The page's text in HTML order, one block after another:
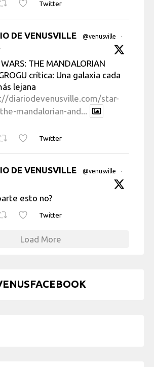
Twitter
DE VENUSVILLE @venusville
·
WARS: THE MANDALORIAN
crítica: Una galaxia cada
lejana
diariodevenusville.com/star-
mandalorian-and...
Twitter
DE VENUSVILLE @venusville
·
esto no?
Twitter
Load More